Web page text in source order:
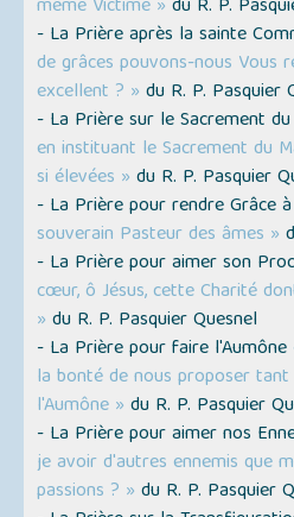
même Victime » du R. P.
- La Prière après la sainte
de grâces pouvons-nous Vous
excellent ? » du R. P. Pasquier
- La Prière sur le Sacrement
en instituant le Sacrement du
si élevées » du R. P. Pasquier
- La Prière pour rendre Grâce
souverain Pasteur des âmes »
- La Prière pour aimer son
cœur, ô Jésus, cette Charité
» du R. P. Pasquier Quesnel
- La Prière pour faire l'Aumône
la bonté de nous proposer
l'Aumône » du R. P. Pasquier
- La Prière pour aimer nos
je avoir d'autres ennemis que
passions ? » du R. P. Pasquier